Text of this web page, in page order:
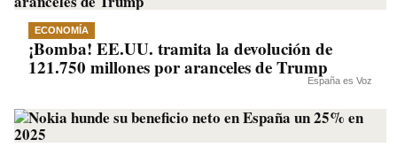
ECONOMÍA
¡Bomba! EE.UU. tramita la devolución de
121.750 millones por aranceles de Trump
España es Voz